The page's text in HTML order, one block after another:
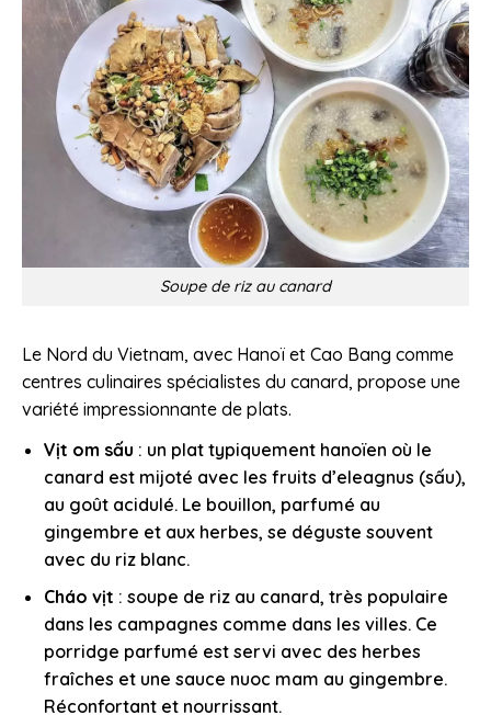
Soupe de riz au canard
Le Nord du Vietnam, avec Hanoï et Cao Bang comme
centres culinaires spécialistes du canard, propose une
variété impressionnante de plats.
Vịt om sấu : un plat typiquement hanoïen où le
canard est mijoté avec les fruits d’eleagnus (sấu),
au goût acidulé. Le bouillon, parfumé au
gingembre et aux herbes, se déguste souvent
avec du riz blanc.
Cháo vịt : soupe de riz au canard, très populaire
dans les campagnes comme dans les villes. Ce
porridge parfumé est servi avec des herbes
fraîches et une sauce nuoc mam au gingembre.
Réconfortant et nourrissant.